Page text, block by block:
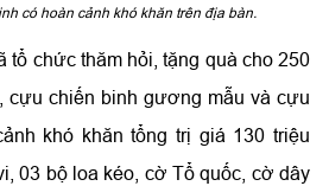
có hoàn cảnh khó khăn trên địa bàn.
tổ chức thăm hỏi, tặng quà cho 250
cựu chiến binh gương mẫu và cựu
khó khăn tổng trị giá 130 triệu
03 bộ loa kéo, cờ Tổ quốc, cờ dây